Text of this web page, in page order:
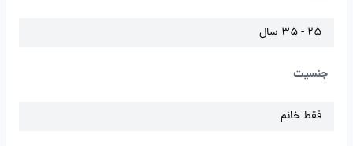
25 - 35 سال
جنسیت
فقط خانم